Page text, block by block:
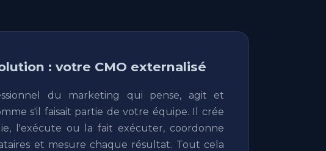
: votre CMO externalisé
du marketing qui pense, agit et
s'il faisait partie de votre équipe. Il crée
l'exécute ou la fait exécuter, coordonne
et mesure chaque résultat. Tout cela